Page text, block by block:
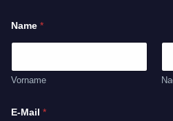
Name *
Vorname
E-Mail *